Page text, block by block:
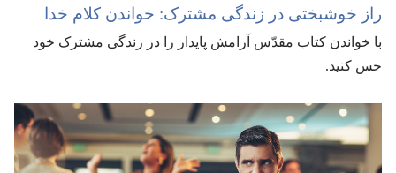
راز خوشبختی در زندگی مشترک:‏ خواندن کلام خدا
با خواندن کتاب مقدّس آرامش پایدار را در زندگی مشترک خود
حس کنید.‏